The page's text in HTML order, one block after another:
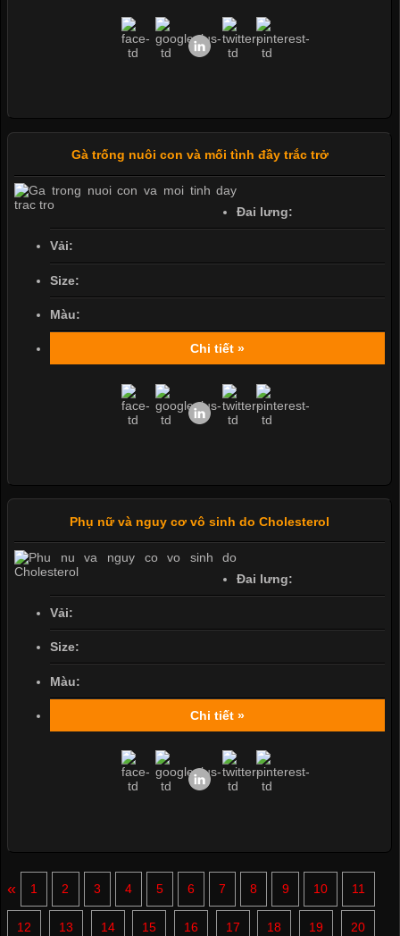
Gà trống nuôi con và mối tình đầy trắc trở
Đai lưng:
Vải:
Size:
Màu:
Chi tiết »
Phụ nữ và nguy cơ vô sinh do Cholesterol
Đai lưng:
Vải:
Size:
Màu:
Chi tiết »
« 1 2 3 4 5 6 7 8 9 10 11
12 13 14 15 16 17 18 19 20